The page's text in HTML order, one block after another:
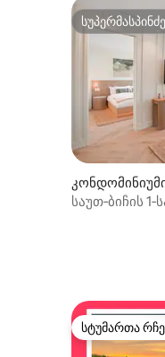
ი)
საუთ‑ბიჩის
სტუმართა
სტუმართა